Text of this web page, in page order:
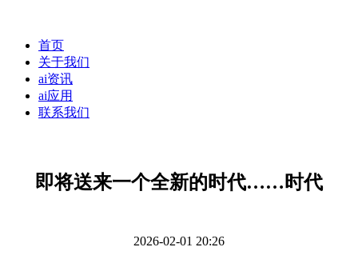
首页
关于我们
ai资讯
ai应用
联系我们
即将送来一个全新的时代……时代
2026-02-01 20:26